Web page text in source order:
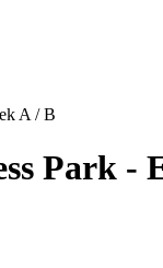
A / B
Park -